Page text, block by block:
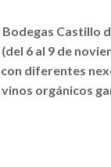
Castillo
6 al 9 de
diferentes
orgánicos